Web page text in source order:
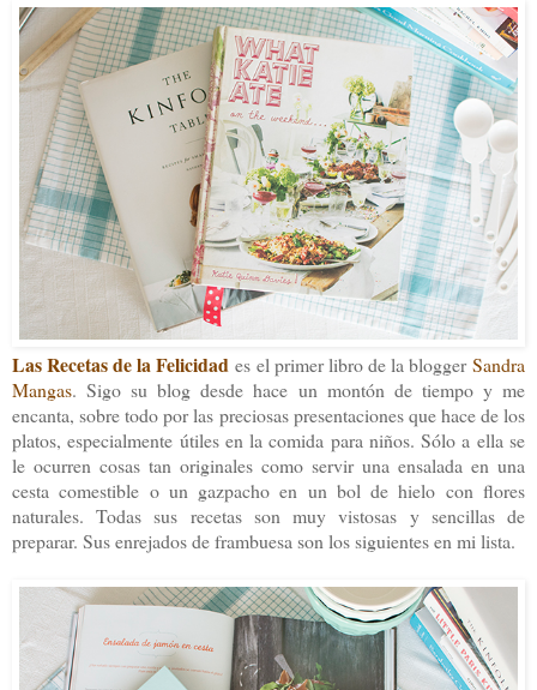
Las Recetas de la Felicidad es el primer libro de la bloggerSandra
Mangas. Sigo su blog desde hace un montón de tiempo y me
encanta, sobre todo por las preciosas presentaciones que hace de los
platos, especialmente útiles en la comida para niños. Sólo a ella se
le ocurren cosas tan originales como servir una ensalada en una
cesta comestible o un gazpacho en un bol de hielo con flores
naturales. Todas sus recetas son muy vistosas y sencillas de
preparar. Sus enrejados de frambuesa son los siguientes en mi lista.